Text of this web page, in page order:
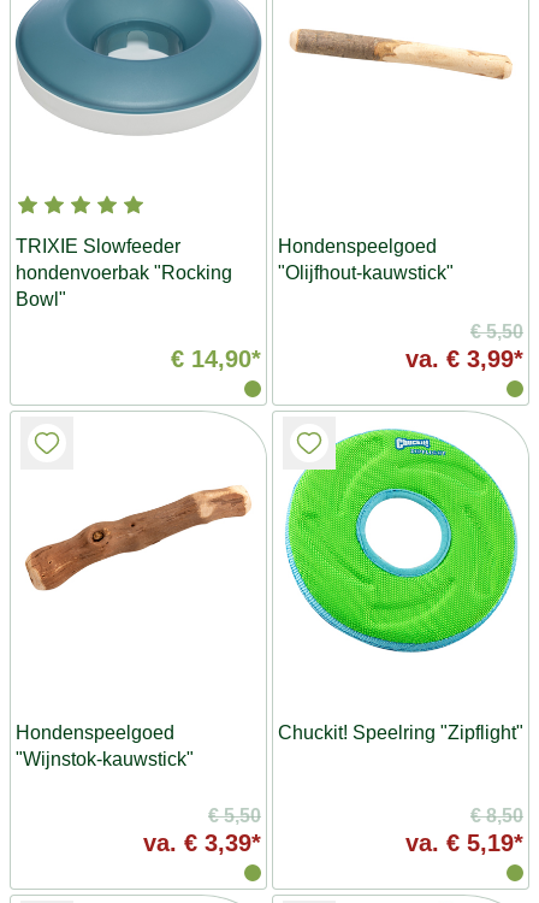
TRIXIE Slowfeeder
hondenvoerbak "Rocking
Bowl"
€ 14,90*
Hondenspeelgoed
"Olijfhout-kauwstick"
€ 5,50
va. € 3,99*
Hondenspeelgoed
"Wijnstok-kauwstick"
€ 5,50
va. € 3,39*
Chuckit! Speelring "Zipflight"
€ 8,50
va. € 5,19*